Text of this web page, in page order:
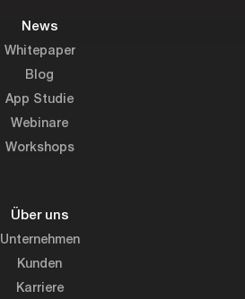
News
Whitepaper
Blog
App Studie
Webinare
Workshops
Über uns
Unternehmen
Kunden
Karriere